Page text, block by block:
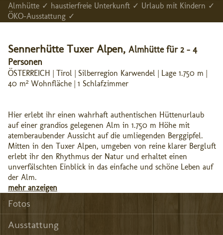
Almhütte ✓ haustierfreie Unterkunft ✓ Urlaub mit Kindern ✓
ÖKO-Ausstattung ✓
Sennerhütte Tuxer Alpen, Almhütte für 2 - 4
Personen
ÖSTERREICH | Tirol | Silberregion Karwendel | Lage 1.750 m |
40 m² Wohnfläche | 1 Schlafzimmer
Hier erlebt ihr einen wahrhaft authentischen Hüttenurlaub
auf einer grandios gelegenen Alm in 1.750 m Höhe mit
atemberaubender Aussicht auf die umliegenden Berggipfel.
Mitten in den Tuxer Alpen, umgeben von reine klarer Bergluft
erlebt ihr den Rhythmus der Natur und erhaltet einen
unverfälschten Einblick in das einfache und schöne Leben auf
der Alm.
mehr anzeigen
Fotos
Ausstattung